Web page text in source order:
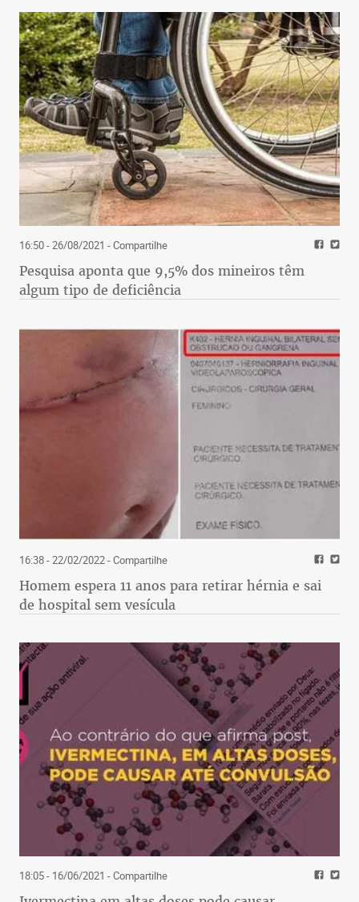
16:50 - 26/08/2021 - Compartilhe
Pesquisa aponta que 9,5% dos mineiros têm
algum tipo de deficiência
16:38 - 22/02/2022- Compartilhe
Homem espera 11 anos para retirar hérnia e sai
de hospital sem vesícula
18:05 - 16/06/2021 - Compartilhe